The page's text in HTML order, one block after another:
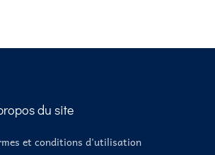
du site
et conditions d'utilisation